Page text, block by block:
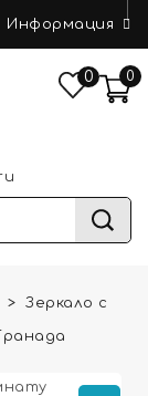
Информация
0
0
Зеркало с